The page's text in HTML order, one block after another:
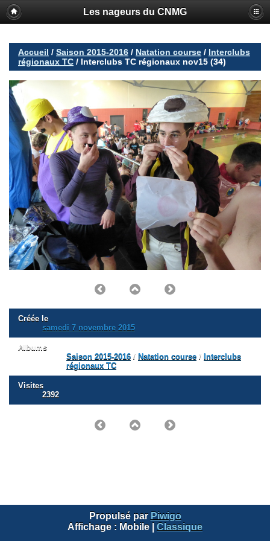
Les nageurs du CNMG
Accueil / Saison 2015-2016 / Natation course / Interclubs
régionaux TC / Interclubs TC régionaux nov15 (34)
Créée le
samedi 7 novembre 2015
Albums
Saison 2015-2016 / Natation course / Interclubs
régionaux TC
Visites
2392
Propulsé par Piwigo
Affichage : Mobile Classique